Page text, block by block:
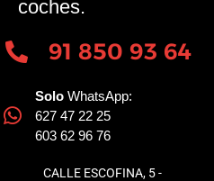
coches.
91 850 93 64
Solo WhatsApp:
627 47 22 25
603 62 96 76
CALLE ESCOFINA, 5 -